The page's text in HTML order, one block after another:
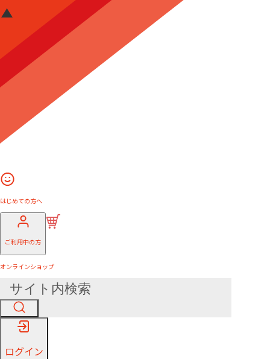
はじめての方へ
ご利用中の方
オンラインショップ
ログイン